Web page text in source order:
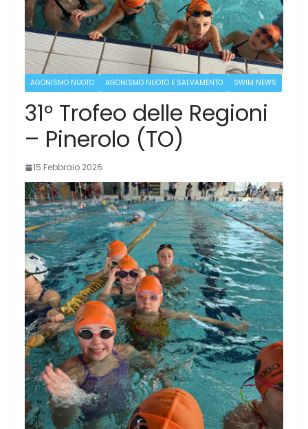
AGONISMO NUOTO AGONISMO NUOTO E SALVAMENTO SWIM NEWS
31° Trofeo delle Regioni
– Pinerolo (TO)
15 Febbraio 2026